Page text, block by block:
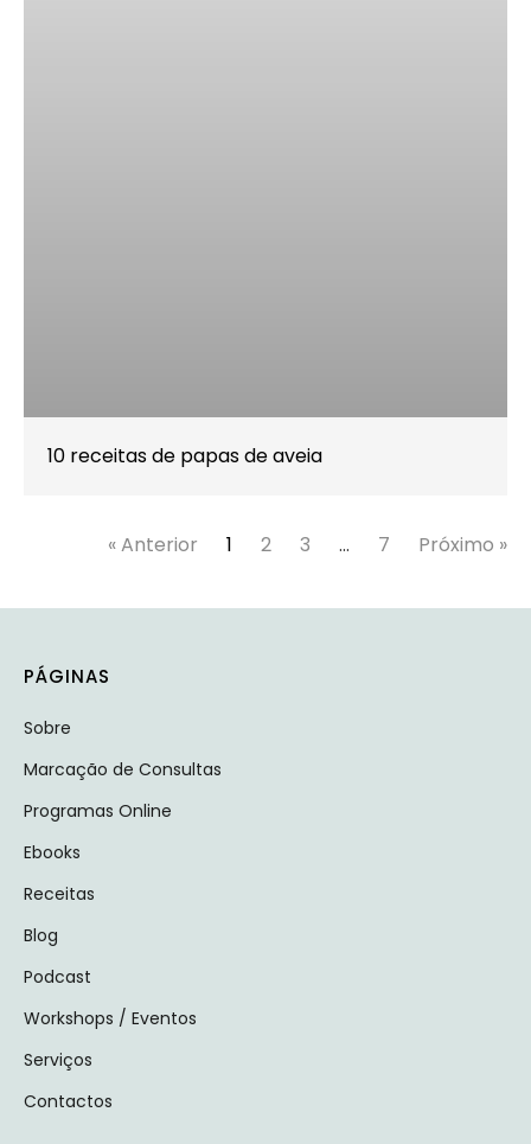
10 receitas de papas de aveia
« Anterior 1 2 3 … 7 Próximo »
PÁGINAS
Sobre
Marcação de Consultas
Programas Online
Ebooks
Receitas
Blog
Podcast
Workshops / Eventos
Serviços
Contactos